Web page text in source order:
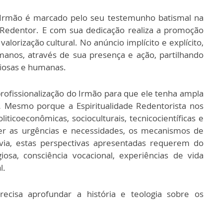
é marcado pelo seu testemunho batismal na
E com sua dedicação realiza a promoção
cultural. No anúncio implícito e explícito,
através de sua presença e ação, partilhando
e humanas.
do Irmão para que ele tenha ampla
Mesmo porque a Espiritualidade Redentorista nos
socioculturais, tecnicocientíficas e
as urgências e necessidades, os mecanismos de
estas perspectivas apresentadas requerem do
consciência vocacional, experiências de vida
aprofundar a história e teologia sobre os